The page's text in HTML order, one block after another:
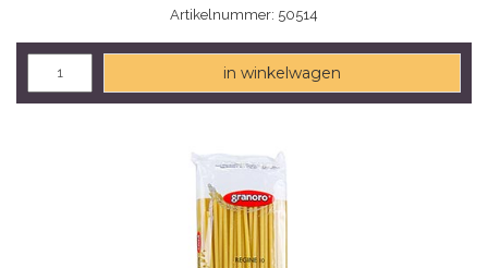
Artikelnummer: 50514
in winkelwagen